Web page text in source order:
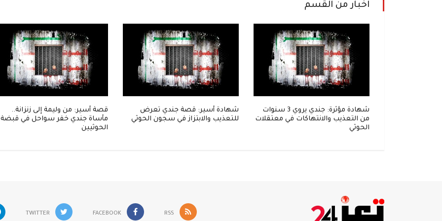
اخبار من القسم
شهادة مؤثرة: جندي يروي 3 سنوات
من التعذيب والانتهاكات في معتقلات
الحوثي
شهادة أسير: قصة جندي تعرض
للتعذيب والابتزاز في سجون الحوثي
قصة أسير: من وليمة إلى زنزانة..
مأساة جندي خفر سواحل في قبضة
الحوثيين
RSS
FACEBOOK
TWITTER